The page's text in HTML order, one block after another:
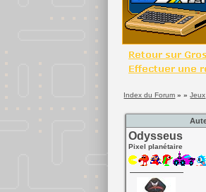
Index du Forum » »Jeux
Odysseus
Pixel planétaire